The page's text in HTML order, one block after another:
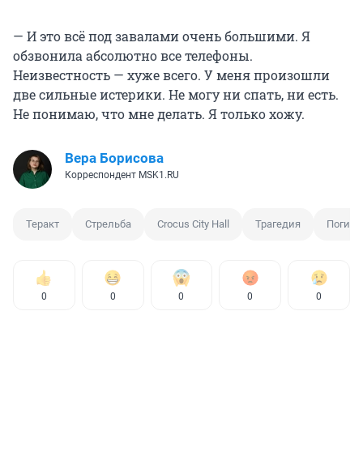
— И это всё под завалами очень большими. Я
обзвонила абсолютно все телефоны.
Неизвестность — хуже всего. У меня произошли
две сильные истерики. Не могу ни спать, ни есть.
Не понимаю, что мне делать. Я только хожу.
Вера Борисова
Корреспондент MSK1.RU
Теракт Стрельба Crocus City Hall Трагедия
0 0 0 0 0